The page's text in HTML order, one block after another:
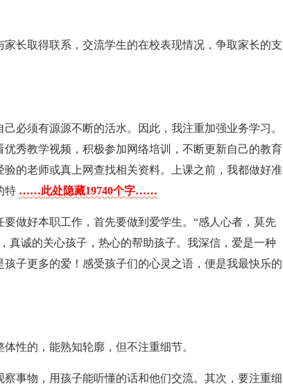
长取得联系，交流学生的在校表现情况，争取家长的支
必须有源源不断的活水。因此，我注重加强业务学习。
秀教学视频，积极参加网络培训，不断更新自己的教育
的老师或真上网查找相关资料。上课之前，我都做好准
特 ……此处隐藏19740个字……
做好本职工作，首先要做到爱学生。“感人心者，莫先
真诚的关心孩子，热心的帮助孩子。我深信，爱是一种
子更多的爱！感受孩子们的心灵之语，便是我最快乐的
性的，能熟知轮廓，但不注重细节。
事物，用孩子能听懂的话和他们交流。其次，要注重细